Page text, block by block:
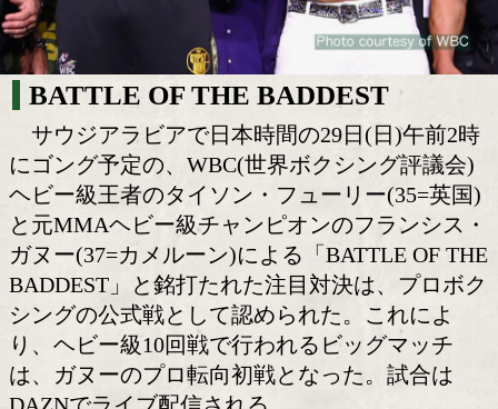
BATTLE OF THE BADDEST
サウジアラビアで日本時間の29日(日)
にゴング予定の、WBC(世界ボクシング
ヘビー級王者のタイソン・フューリー